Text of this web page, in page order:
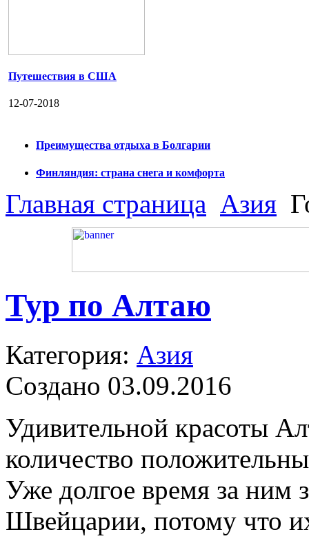
Путешествия в США
12-07-2018
Преимущества отдыха в Болгарии
Финляндия: страна снега и комфорта
Главная страница Азия
Тур по Алтаю
Категория: Азия
Создано 03.09.2016
Удивительной красоты
количество
Уже долгое время за ним
Швейцарии, потому что